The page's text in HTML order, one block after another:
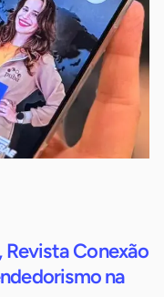
Conexão
na